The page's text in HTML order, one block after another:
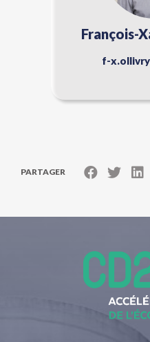
François-
f-
PARTAGER